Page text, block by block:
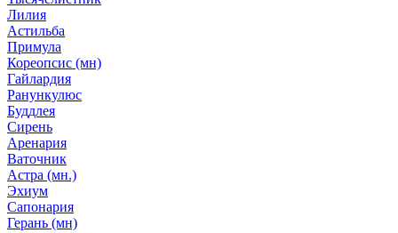
Лилия
Астильба
Примула
Кореопсис (мн)
Гайлардия
Ранункулюс
Буддлея
Сирень
Аренария
Ваточник
Астра (мн.)
Эхиум
Сапонария
Герань (мн)